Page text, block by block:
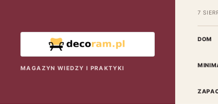
MAGAZYN WIEDZY I PRAKTYKI
7
DOM